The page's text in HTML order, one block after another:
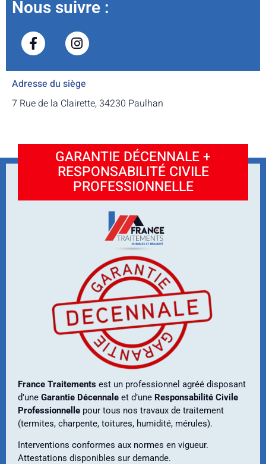
Nous suivre :
Adresse du siège
7 Rue de la Clairette, 34230 Paulhan
GARANTIE DÉCENNALE +
RESPONSABILITÉ CIVILE
PROFESSIONNELLE
France Traitements est un professionnel agréé disposant
d’une Garantie Décennale et d’une Responsabilité Civile
Professionnelle pour tous nos travaux de traitement
(termites, charpente, toitures, humidité, mérules).
Interventions conformes aux normes en vigueur.
Attestations disponibles sur demande.